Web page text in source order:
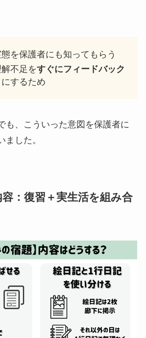
を保護者にも知ってもらう
不足をすぐにフィードバック
にするため
も、こういった意図を保護者に
ました。
：復習＋実生活を組み合